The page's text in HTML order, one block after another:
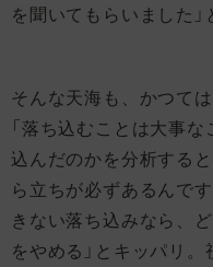
を聞いてもらいました」
そんな天海も、かつて
「落ち込むことは大事
込んだのかを分析する
ら立ちが必ずあるんで
きない落ち込みなら、
をやめる」とキッパリ。